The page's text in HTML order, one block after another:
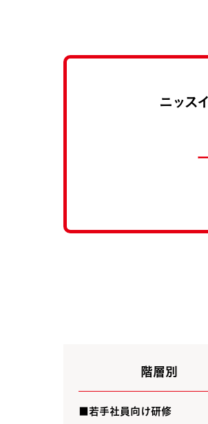
ニッス
階層別
■若手社員向け研修